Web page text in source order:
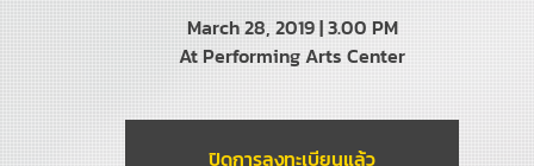
March 28, 2019 | 3.00 PM
At Performing Arts Center
ปิดการลงทะเบียนแล้ว